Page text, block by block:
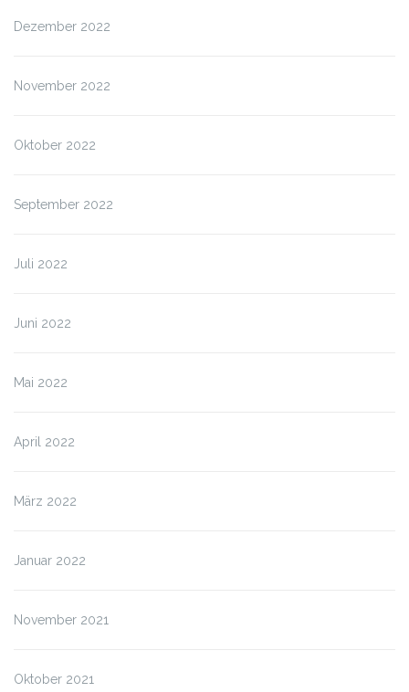
Dezember 2022
November 2022
Oktober 2022
September 2022
Juli 2022
Juni 2022
Mai 2022
April 2022
März 2022
Januar 2022
November 2021
Oktober 2021